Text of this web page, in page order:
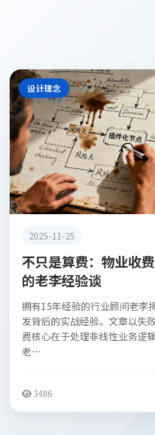
设计理念
2025-11-25
不只是算费：物业收
的老李经验谈
拥有15年经验的行业顾问老李
发背后的实战经验。文章以失
费核心在于处理非线性业务逻
老…
3486